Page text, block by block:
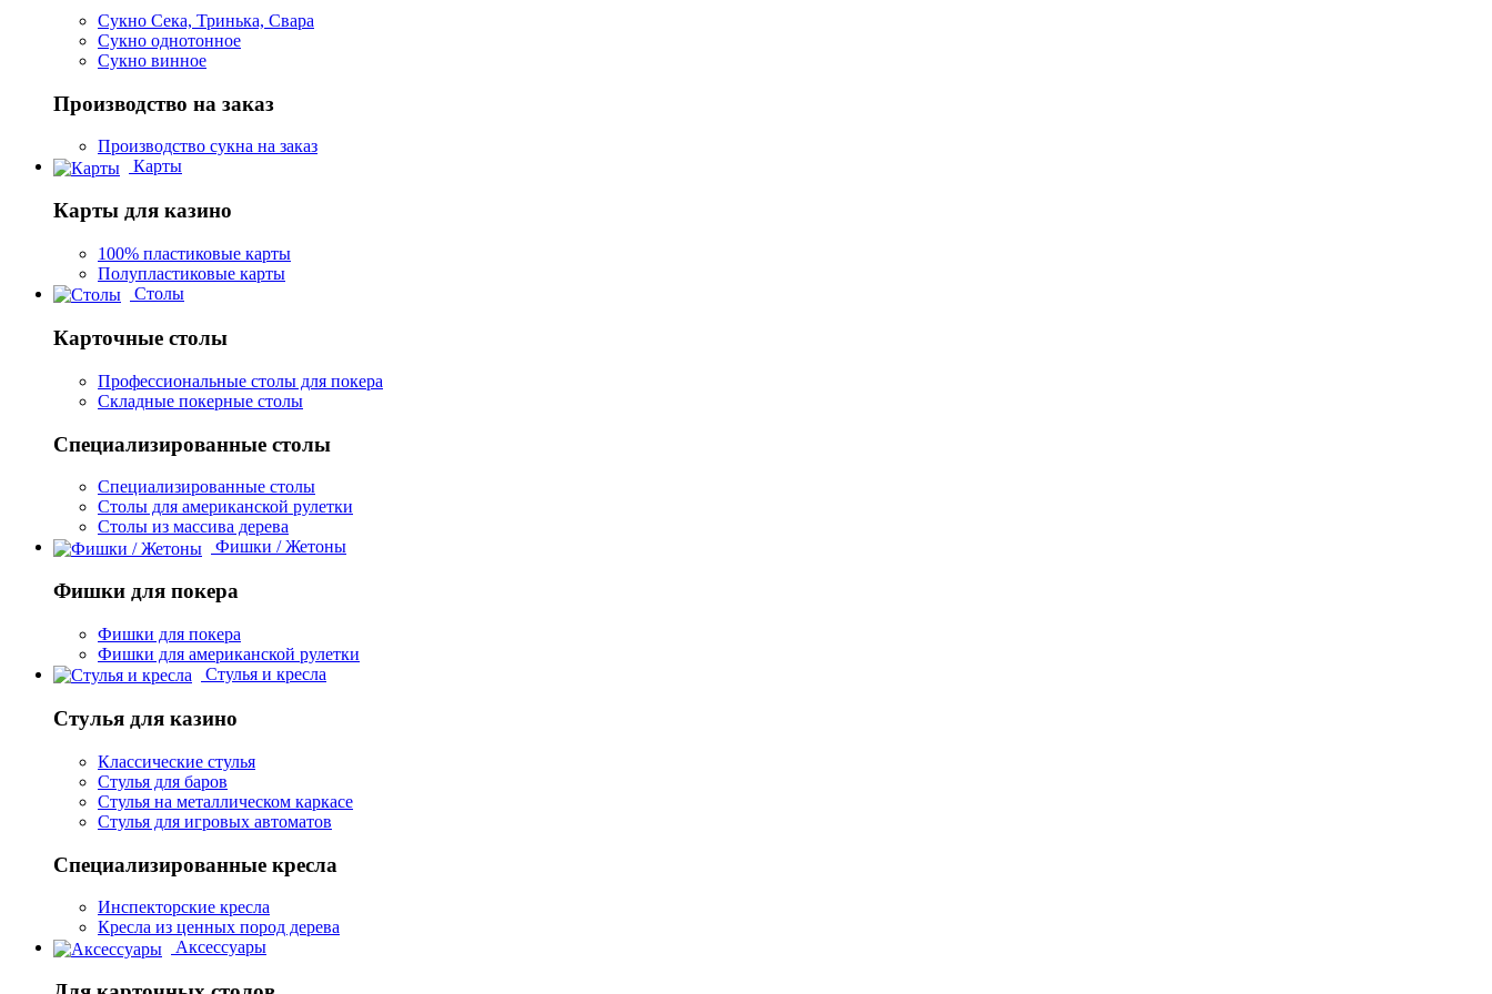
Сукно Сека, Тринька, Свара
Сукно однотонное
Сукно винное
Производство на заказ
Производство сукна на заказ
Карты
Карты для казино
100% пластиковые карты
Полупластиковые карты
Столы
Карточные столы
Профессиональные столы для покера
Складные покерные столы
Специализированные столы
Специализированные столы
Столы для американской рулетки
Столы из массива дерева
Фишки / Жетоны
Фишки для покера
Фишки для покера
Фишки для американской рулетки
Стулья и кресла
Стулья для казино
Классические стулья
Стулья для баров
Стулья на металлическом каркасе
Стулья для игровых автоматов
Специализированные кресла
Инспекторские кресла
Кресла из ценных пород дерева
Аксессуары